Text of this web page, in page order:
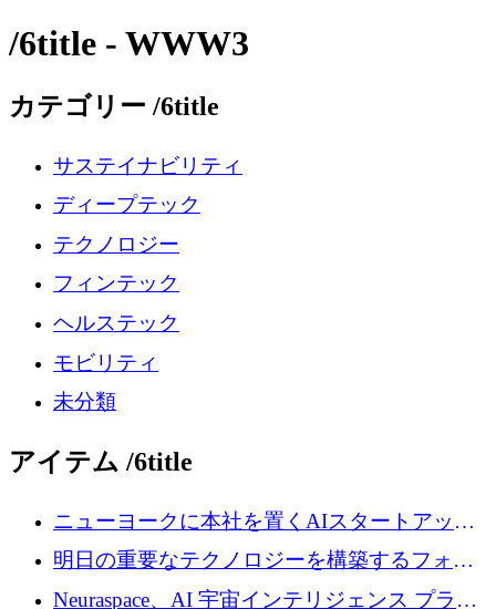
/6title - WWW3
カテゴリー /6title
サステイナビリティ
ディープテック
テクノロジー
フィンテック
ヘルステック
モビリティ
未分類
アイテム /6title
ニューヨークに本社を置くAIスタートアップ
Modal Labsがロンドンオフィスを開設
明日の重要なテクノロジーを構築するフォト
ニクスのスケールアップに対応する
Neuraspace、AI 宇宙インテリジェンス プラッ